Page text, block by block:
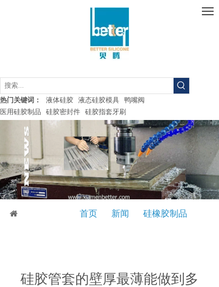
热门关键词： 液体硅胶 液态硅胶模具 鸭嘴阀
医用硅胶制品 硅胶密封件 硅胶指套牙刷
首页 新闻 硅橡胶制品
硅胶管套的壁厚最薄能做到多